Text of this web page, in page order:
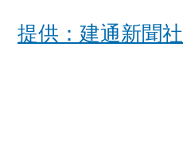
提供：建通新聞社